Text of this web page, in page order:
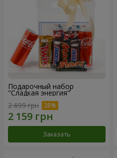
Подарочный набор
"Сладкая энергия"
2 699 грн
Заказать